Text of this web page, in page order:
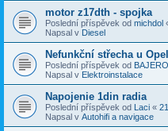
motor z17dth - spojka
Poslední příspěvek od michdol
Napsal v Diesel
Nefunkční střecha u
Poslední příspěvek od
Napsal v Elektroinstalace
Napojenie 1din radia
Poslední příspěvek od Laci «
Napsal v Autohifi a navigace